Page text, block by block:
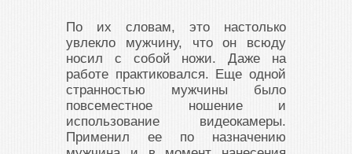
По их словам, это настолько
увлекло мужчину, что он всюду
носил с собой ножи. Даже на
работе практиковался. Еще одной
странностью мужчины было
повсеместное ношение и
использование видеокамеры.
Применил ее по назначению